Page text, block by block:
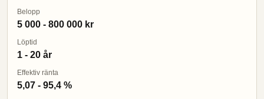
Belopp
5 000 - 800 000 kr
Löptid
1 - 20 år
Effektiv ränta
5,07 - 95,4 %